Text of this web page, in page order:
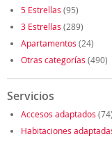
5 Estrellas (95)
3 Estrellas (289)
Apartamentos (24)
Otras categorías (490)
Servicios
Accesos adaptados (74)
Habitaciones